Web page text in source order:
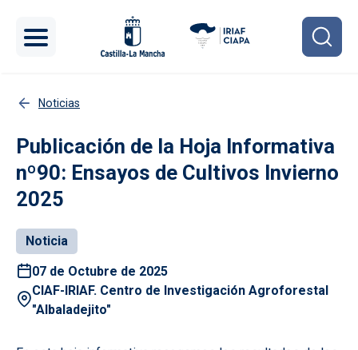
Noticias
Publicación de la Hoja Informativa
nº90: Ensayos de Cultivos Invierno
2025
Noticia
07 de Octubre de 2025
CIAF-IRIAF. Centro de Investigación Agroforestal
"Albaladejito"